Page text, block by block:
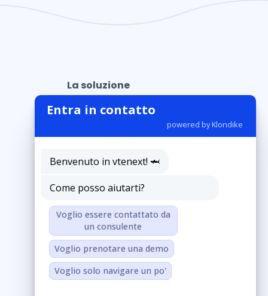
Entra in contatto
powered by Klondike
Benvenuto in vtenext! 🦈
Come posso aiutarti?
Voglio essere contattato da
un consulente
Voglio prenotare una demo
Voglio solo navigare un po'
La soluzione
CRM in Cloud